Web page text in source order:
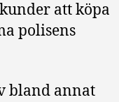
att köpa
polisens
bland annat